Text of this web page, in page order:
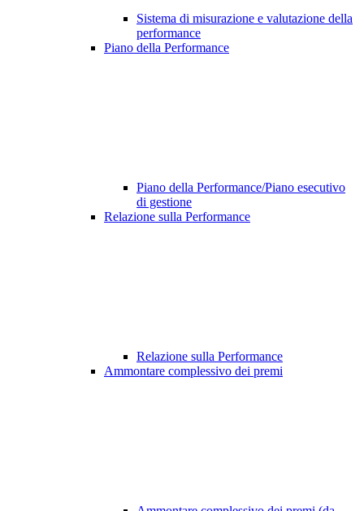
Sistema di misurazione e valutazione della
performance
Piano della Performance
Piano della Performance/Piano esecutivo
di gestione
Relazione sulla Performance
Relazione sulla Performance
Ammontare complessivo dei premi